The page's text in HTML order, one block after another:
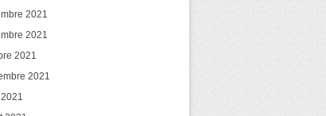
2021
2021
2021
2021